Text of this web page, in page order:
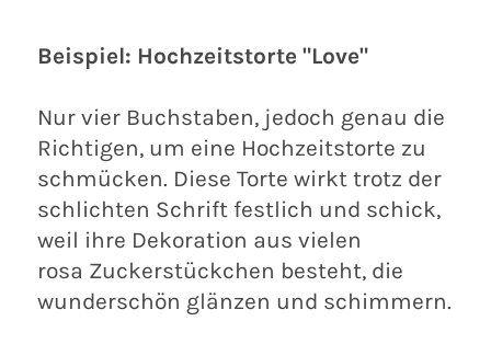
Beispiel: Hochzeitstorte "Love"
Nur vier Buchstaben, jedoch genau die
Richtigen, um eine Hochzeitstorte zu
schmücken. Diese Torte wirkt trotz der
schlichten Schrift festlich und schick,
weil ihre Dekoration aus vielen
rosa Zuckerstückchen besteht, die
wunderschön glänzen und schimmern.